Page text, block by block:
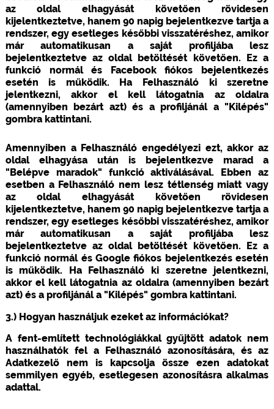
az oldal elhagyását követően rövidesen
kijelentkeztetve, hanem 90 napig bejelentkezve tartja a
rendszer, egy esetleges későbbi visszatéréshez, amikor
már automatikusan a saját profiljába lesz
bejelentkeztetve az oldal betöltését követően. Ez a
funkció normál és Facebook fiókos bejelentkezés
esetén is működik. Ha Felhasználó ki szeretne
jelentkezni, akkor el kell látogatnia az oldalra
(amennyiben bezárt azt) és a profiljánál a "Kilépés"
gombra kattintani.
Amennyiben a Felhasználó engedélyezi ezt, akkor az
oldal elhagyása után is bejelentkezve marad a
"Belépve maradok" funkció aktiválásával. Ebben az
esetben a Felhasználó nem lesz tétlenség miatt vagy
az oldal elhagyását követően rövidesen
kijelentkeztetve, hanem 90 napig bejelentkezve tartja a
rendszer, egy esetleges későbbi visszatéréshez, amikor
már automatikusan a saját profiljába lesz
bejelentkeztetve az oldal betöltését követően. Ez a
funkció normál és Google fiókos bejelentkezés esetén
is működik. Ha Felhasználó ki szeretne jelentkezni,
akkor el kell látogatnia az oldalra (amennyiben bezárt
azt) és a profiljánál a "Kilépés" gombra kattintani.
3.) Hogyan használjuk ezeket az információkat?
A fent-említett technológiákkal gyűjtött adatok nem
használhatók fel a Felhasználó azonosítására, és az
Adatkezelő nem is kapcsolja össze ezen adatokat
semmilyen egyéb, esetlegesen azonosításra alkalmas
adattal.